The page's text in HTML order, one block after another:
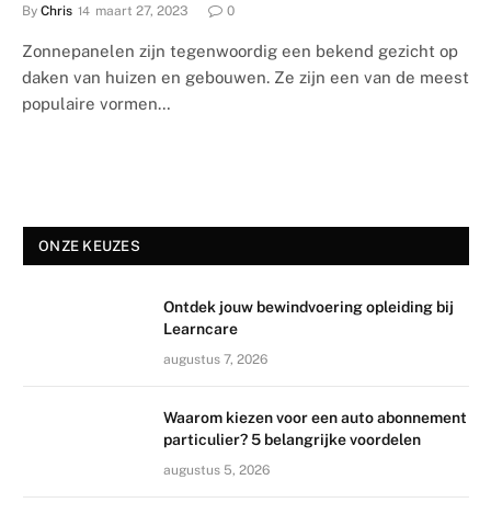
By Chris maart 27, 2023 0
Zonnepanelen zijn tegenwoordig een bekend gezicht op
daken van huizen en gebouwen. Ze zijn een van de meest
populaire vormen…
ONZE KEUZES
Ontdek jouw bewindvoering opleiding bij
Learncare
augustus 7, 2026
Waarom kiezen voor een auto abonnement
particulier? 5 belangrijke voordelen
augustus 5, 2026